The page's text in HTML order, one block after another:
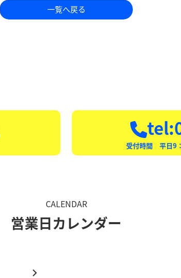
一覧へ戻る
受付時間 平日9
CALENDAR
営業日カレンダー